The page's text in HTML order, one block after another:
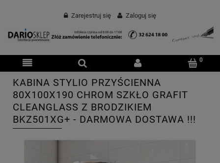
Zarejestruj się Zaloguj się
KABINA STYLIO PRZYŚCIENNA
80X100X190 CHROM SZKŁO GRAFIT
CLEANGLASS Z BRODZIKIEM
BKZ501XG+ - DARMOWA DOSTAWA !!!